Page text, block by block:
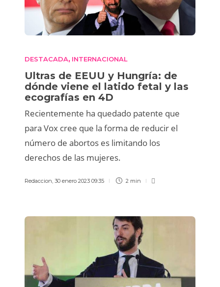
DESTACADA, INTERNACIONAL
Ultras de EEUU y Hungría: de
dónde viene el latido fetal y las
ecografías en 4D
Recientemente ha quedado patente que
para Vox cree que la forma de reducir el
número de abortos es limitando los
derechos de las mujeres.
Redaccion 30 enero 2023 09:35 2 min